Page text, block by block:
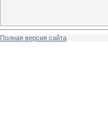
Полная версия сайта